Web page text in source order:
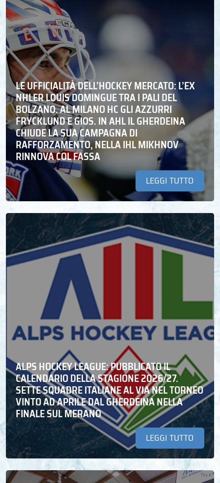
LE UFFICIALITÀ DELL’HOCKEY MERCATO: L’EX
NHLER LOUIS DOMINGUE TRA I PALI DEL
BOLZANO. AL MILANO HC GLI AZZURRI
FRYCKLUND E GIOS. IN AHL IL GHERDEINA
CHIUDE LA SUA CAMPAGNA DI
RAFFORZAMENTO, NELLA IHL MIKHNOV
RINNOVA COL FASSA
LEGGI TUTTO
ALPS HOCKEY LEAGUE: PUBBLICATO IL
CALENDARIO DELLA STAGIONE 2026/27.
SETTE SQUADRE ITALIANE AL VIA NEL TORNEO
VINTO AD APRILE DAL GHERDEINA NELLA
FINALE SUL MERANO
LEGGI TUTTO